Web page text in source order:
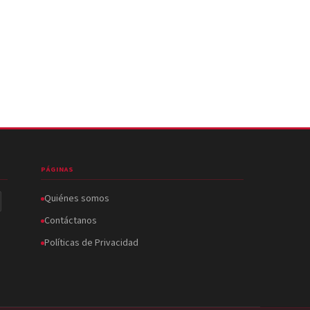
PÁGINAS
Quiénes somos
Contáctanos
Políticas de Privacidad